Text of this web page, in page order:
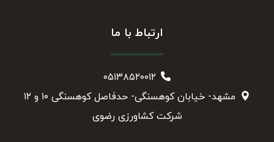
ارتباط با ما
۰۵۱۳۸۵۲۰۰۱۲
مشهد- خیابان کوهسنگی- حدفاصل کوهسنگی ۱۰ و ۱۲
شرکت کشاورزی رضوی